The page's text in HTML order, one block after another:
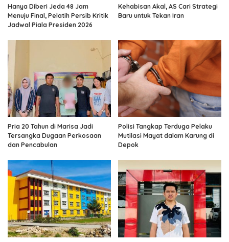
Hanya Diberi Jeda 48 Jam
Menuju Final, Pelatih Persib Kritik
Jadwal Piala Presiden 2026
Kehabisan Akal, AS Cari Strategi
Baru untuk Tekan Iran
Pria 20 Tahun di Marisa Jadi
Tersangka Dugaan Perkosaan
dan Pencabulan
Polisi Tangkap Terduga Pelaku
Mutilasi Mayat dalam Karung di
Depok